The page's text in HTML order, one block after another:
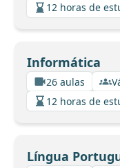
12 horas de
Informática
26 aulas
12 horas de
Língua